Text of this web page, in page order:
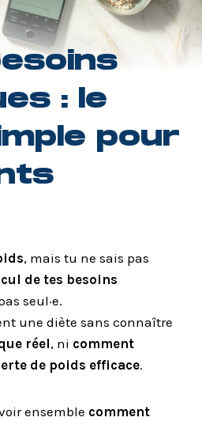
: le
pour
, mais tu ne sais pas
de tes besoins
seul·e.
une diète sans connaître
réel, ni comment
de poids efficace.
ensemble comment